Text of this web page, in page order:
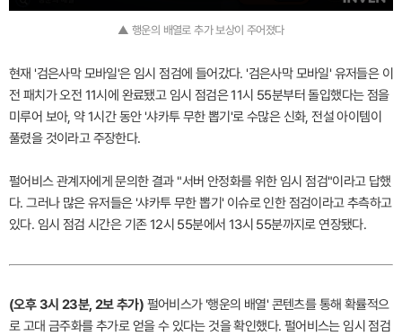
▲ 행운의 배열로 추가 보상이 주어졌다
현재 '검은사막 모바일'은 임시 점검에 들어갔다. '검은사막 모바일' 유저들은 이
전 패치가 오전 11시에 완료됐고 임시 점검은 11시 55분부터 돌입했다는 점을
미루어 보아, 약 1시간 동안 '샤카투 무한 뽑기'로 수많은 신화, 전설 아이템이
풀렸을 것이라고 주장한다.
펄어비스 관계자에게 문의한 결과 "서버 안정화를 위한 임시 점검"이라고 답했
다. 그러나 많은 유저들은 '샤카투 무한 뽑기' 이슈로 인한 점검이라고 추측하고
있다. 임시 점검 시간은 기존 12시 55분에서 13시 55분까지로 연장됐다.
(오후 3시 23분, 2보 추가) 펄어비스가 '행운의 배열' 콘텐츠를 통해 확률적으
로 고대 금주화를 추가로 얻을 수 있다는 것을 확인했다. 펄어비스는 임시 점검